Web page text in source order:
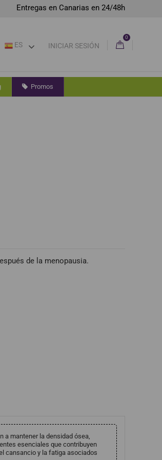
Entregas en Canarias en 24/48h
ES INICIAR SESIÓN
0
Promos
de la menopausia.
a mantener la densidad ósea,
esenciales que contribuyen
cansancio y la fatiga asociados